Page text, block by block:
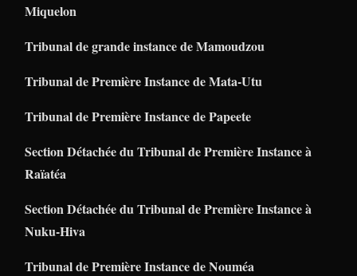
Miquelon
Tribunal de grande instance de Mamoudzou
Tribunal de Première Instance de Mata-Utu
Tribunal de Première Instance de Papeete
Section Détachée du Tribunal de Première Instance à
Raïatéa
Section Détachée du Tribunal de Première Instance à
Nuku-Hiva
Tribunal de Première Instance de Nouméa